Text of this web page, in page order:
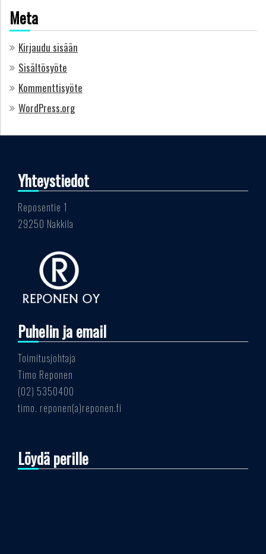
Meta
Kirjaudu sisään
Sisältösyöte
Kommenttisyöte
WordPress.org
Yhteystiedot
Reposentie 1
29250 Nakkila
Puhelin ja email
Toimitusjohtaja
Timo Reponen
(02) 5350400
timo. reponen(a)reponen.fi
Löydä perille